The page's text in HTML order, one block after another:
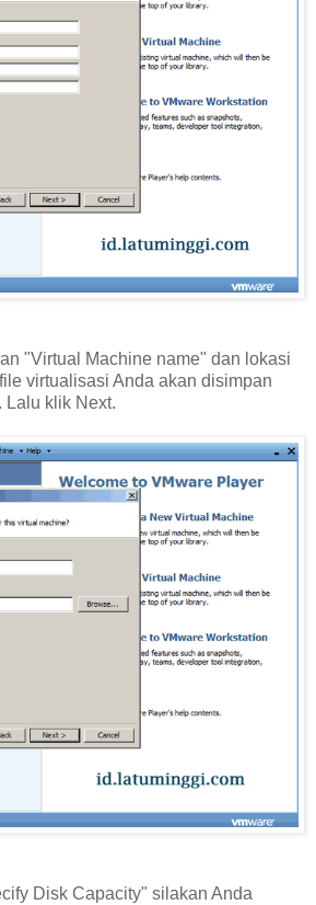
"Virtual Machine name" dan lokasi
virtualisasi Anda akan disimpan
Lalu klik Next.
Disk Capacity" silakan Anda